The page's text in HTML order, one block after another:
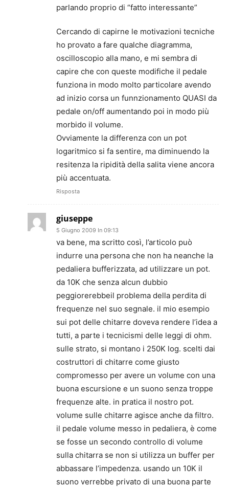
parlando proprio di “fatto interessante”
Cercando di capirne le motivazioni tecniche
ho provato a fare qualche diagramma,
oscilloscopio alla mano, e mi sembra di
capire che con queste modifiche il pedale
funziona in modo molto particolare avendo
ad inizio corsa un funnzionamento QUASI da
pedale on/off aumentando poi in modo più
morbido il volume.
Ovviamente la differenza con un pot
logaritmico si fa sentire, ma diminuendo la
resitenza la ripidità della salita viene ancora
più accentuata.
Risposta
giuseppe
5 Giugno 2009 In 09:13
va bene, ma scritto così, l’articolo può
indurre una persona che non ha neanche la
pedaliera bufferizzata, ad utilizzare un pot.
da 10K che senza alcun dubbio
peggiorerebbeil problema della perdita di
frequenze nel suo segnale. il mio esempio
sui pot delle chitarre doveva rendere l’idea a
tutti, a parte i tecnicismi delle leggi di ohm.
sulle strato, si montano i 250K log. scelti dai
costruttori di chitarre come giusto
compromesso per avere un volume con una
buona escursione e un suono senza troppe
frequenze alte. in pratica il nostro pot.
volume sulle chitarre agisce anche da filtro.
il pedale volume messo in pedaliera, è come
se fosse un secondo controllo di volume
sulla chitarra se non si utilizza un buffer per
abbassare l’impedenza. usando un 10K il
suono verrebbe privato di una buona parte